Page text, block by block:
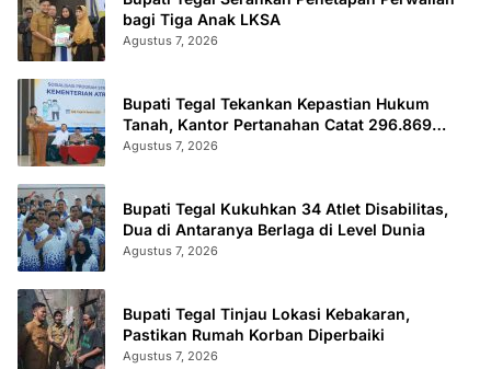
bagi Tiga Anak LKSA
Agustus 7, 2026
Bupati Tegal Tekankan Kepastian Hukum
Tanah, Kantor Pertanahan Catat 296.869
Sertifikat Terbit
Agustus 7, 2026
Bupati Tegal Kukuhkan 34 Atlet Disabilitas,
Dua di Antaranya Berlaga di Level Dunia
Agustus 7, 2026
Bupati Tegal Tinjau Lokasi Kebakaran,
Pastikan Rumah Korban Diperbaiki
Agustus 7, 2026